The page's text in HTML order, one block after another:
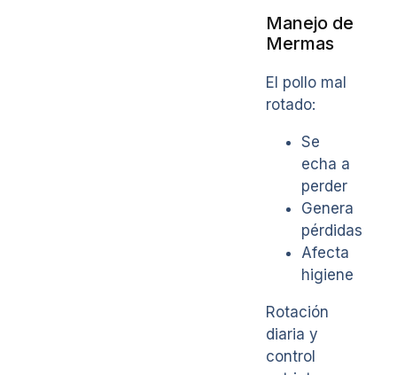
Manejo de
Mermas
El pollo mal
rotado:
Se
echa a
perder
Genera
pérdidas
Afecta
higiene
Rotación
diaria y
control